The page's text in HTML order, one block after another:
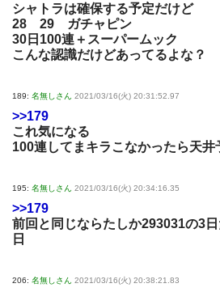
シャトラは確保する予定だけど
28 29 ガチャピン
30日100連＋スーパームック
こんな認識だけどあってるよな？
189: 名無しさん 2021/03/16(火) 20:31:52.97
>>179
これ気になる
100連してまキラこなかったら天井
195: 名無しさん 2021/03/16(火) 20:34:16.35
>>179
前回と同じならたしか293031の3
日
206: 名無しさん 2021/03/16(火) 20:38:21.83